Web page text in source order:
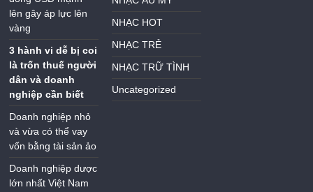
lên gây áp lực lên
vàng
3 hành vi dễ bị coi
là trốn thuế người
dân và doanh
nghiệp cần biết
Doanh nghiệp nhỏ
và vừa có thể vay
vốn bằng tài sản ảo
Doanh nghiệp dược
lớn nhất Việt Nam
NHẠC HOT
NHẠC TRẺ
NHẠC TRỮ TÌNH
Uncategorized